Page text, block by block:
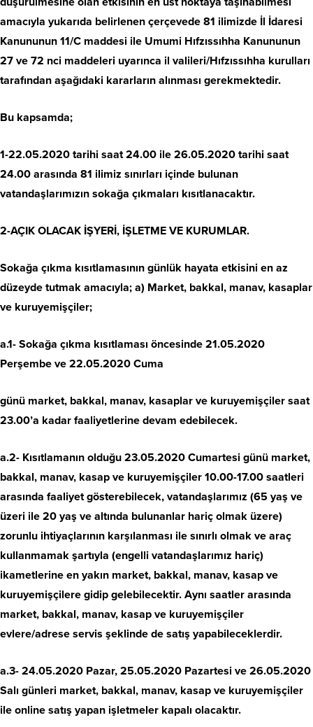
amacıyla yukarıda belirlenen çerçevede 81 ilimizde İl İdaresi
Kanununun 11/C maddesi ile Umumi Hıfzıssıhha Kanununun
27 ve 72 nci maddeleri uyarınca il valileri/Hıfzıssıhha kurulları
tarafından aşağıdaki kararların alınması gerekmektedir.
Bu kapsamda;
1-22.05.2020 tarihi saat 24.00 ile 26.05.2020 tarihi saat
24.00 arasında 81 ilimiz sınırları içinde bulunan
vatandaşlarımızın sokağa çıkmaları kısıtlanacaktır.
2-AÇIK OLACAK İŞYERİ, İŞLETME VE KURUMLAR.
Sokağa çıkma kısıtlamasının günlük hayata etkisini en az
düzeyde tutmak amacıyla; a) Market, bakkal, manav, kasaplar
ve kuruyemişçiler;
a.1- Sokağa çıkma kısıtlaması öncesinde 21.05.2020
Perşembe ve 22.05.2020 Cuma
günü market, bakkal, manav, kasaplar ve kuruyemişçiler saat
23.00’a kadar faaliyetlerine devam edebilecek.
a.2- Kısıtlamanın olduğu 23.05.2020 Cumartesi günü market,
bakkal, manav, kasap ve kuruyemişçiler 10.00-17.00 saatleri
arasında faaliyet gösterebilecek, vatandaşlarımız (65 yaş ve
üzeri ile 20 yaş ve altında bulunanlar hariç olmak üzere)
zorunlu ihtiyaçlarının karşılanması ile sınırlı olmak ve araç
kullanmamak şartıyla (engelli vatandaşlarımız hariç)
ikametlerine en yakın market, bakkal, manav, kasap ve
kuruyemişçilere gidip gelebilecektir. Aynı saatler arasında
market, bakkal, manav, kasap ve kuruyemişçiler
evlere/adrese servis şeklinde de satış yapabileceklerdir.
a.3- 24.05.2020 Pazar, 25.05.2020 Pazartesi ve 26.05.2020
Salı günleri market, bakkal, manav, kasap ve kuruyemişçiler
ile online satış yapan işletmeler kapalı olacaktır.